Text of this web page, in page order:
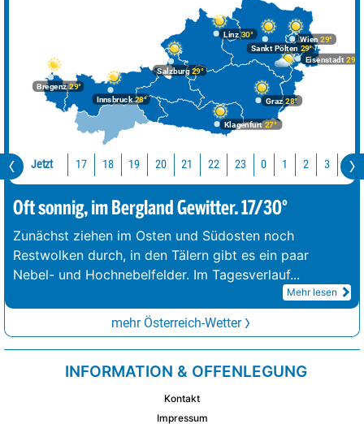
Bregenz29°
Graz28°
Innsbruck28°
Klagenfurt 27°
Linz30°
Salzburg29°
Wien 29°
Eisenstadt 29°
Sankt Pölten 29°
Jetzt 17 18 19 20 21 22 23 0 1 2 3 4
Oft sonnig, im Bergland Gewitter. 17/30°
Zunächst ziehen im Osten und Südosten noch
Restwolken durch, in den Tälern gibt es ein paar
Nebel- und Hochnebelfelder. Im Tagesverlauf...
Mehr lesen
mehr Österreich-Wetter
INFORMATION & OFFENLEGUNG
Kontakt
Impressum